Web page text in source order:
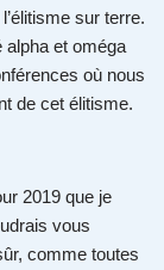
sur terre.
alpha et oméga
où nous
de cet élitisme.
2019 que je
vous
comme toutes